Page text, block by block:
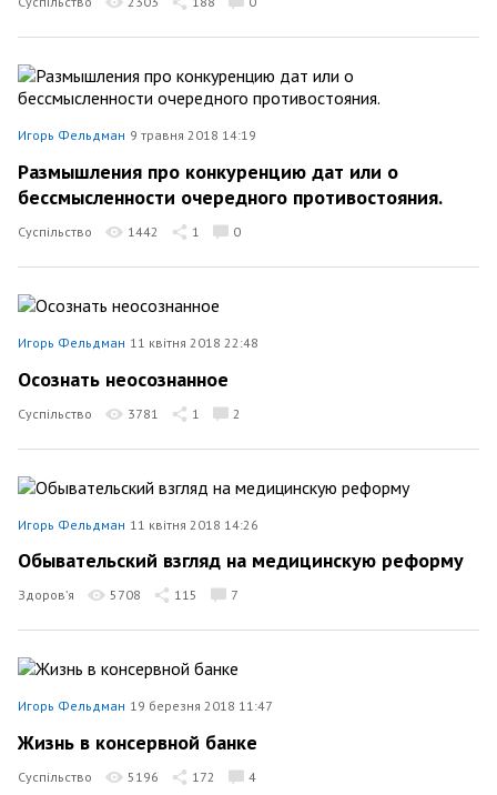
Игорь Фельдман 9 травня 2018 14:19
Размышления про конкуренцию дат или о
бессмысленности очередного противостояния.
Суспільство 1442 1 0
Игорь Фельдман 11 квітня 2018 22:48
Осознать неосознанное
Суспільство 3781 1 2
Игорь Фельдман 11 квітня 2018 14:26
Обывательский взгляд на медицинскую реформу
Здоров’я 5708 115 7
Игорь Фельдман 19 березня 2018 11:47
Жизнь в консервной банке
Суспільство 5196 172 4